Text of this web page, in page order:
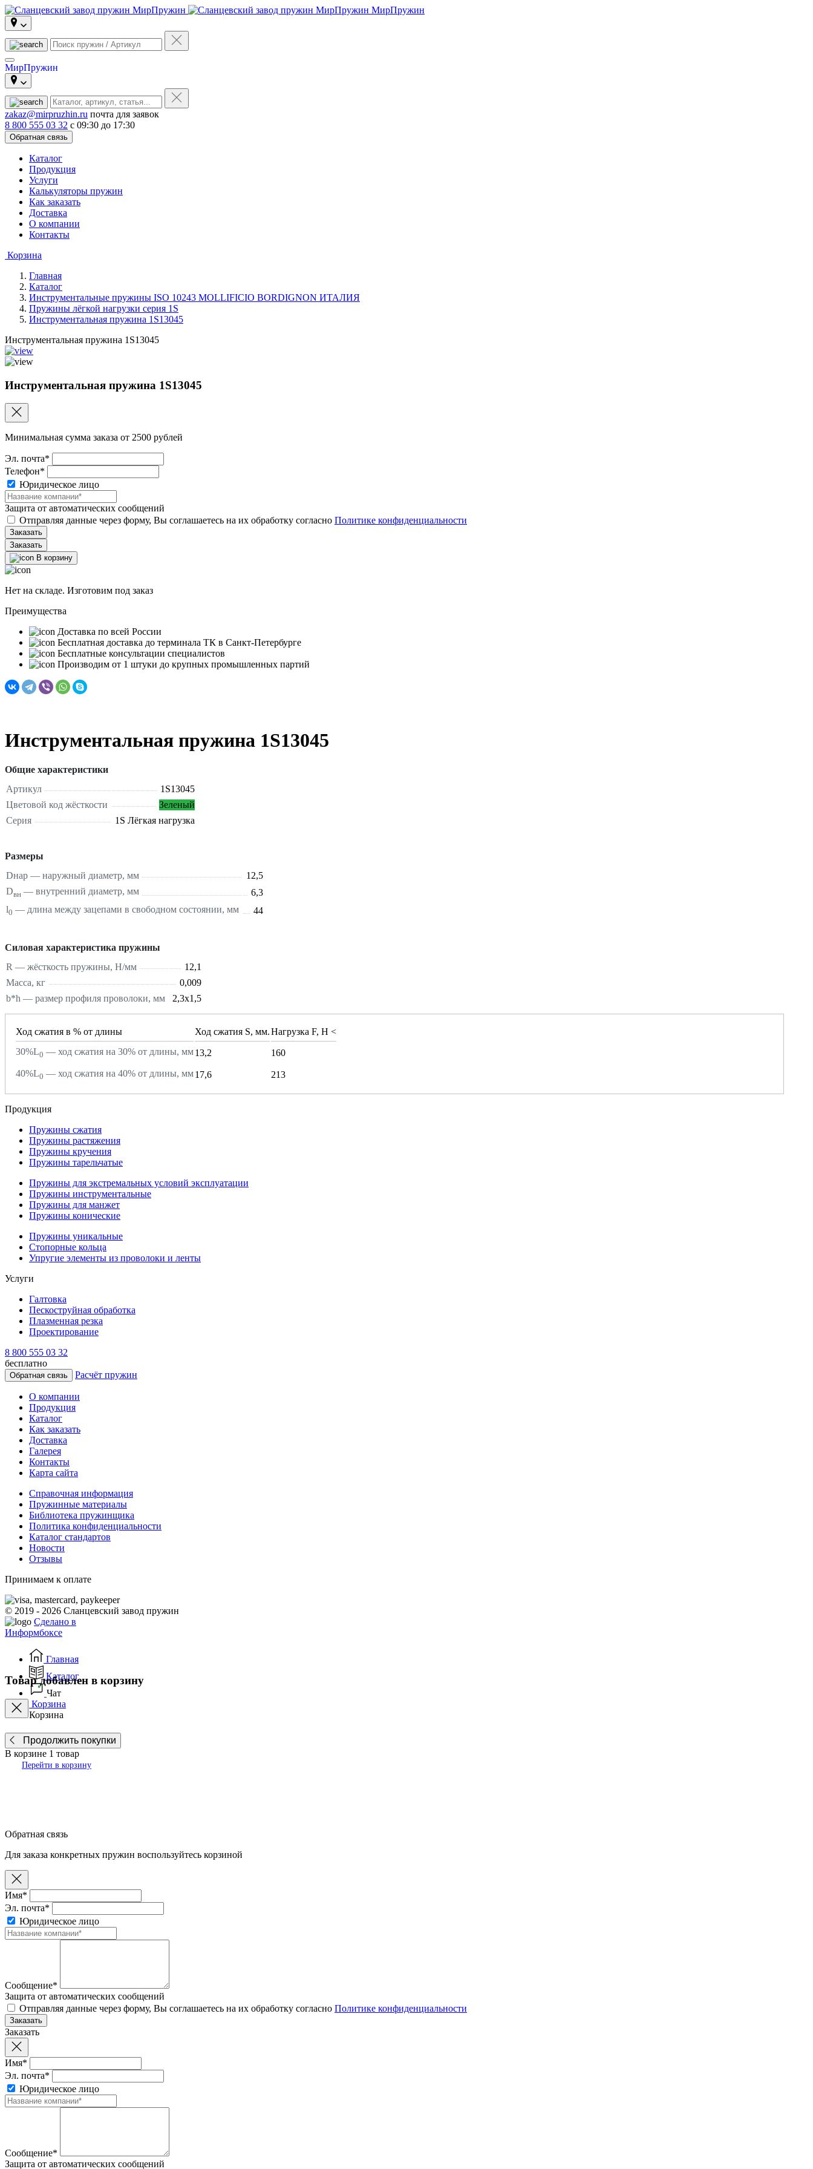
МирПружин
МирПружин
zakaz@mirpruzhin.ru почта для заявок
8 800 555 03 32 с 09:30 до 17:30
Обратная связь
Каталог
Продукция
Услуги
Калькуляторы пружин
Как заказать
Доставка
О компании
Контакты
Корзина
Главная
Каталог
Инструментальные пружины ISO 10243 MOLLIFICIO BORDIGNON ИТАЛИЯ
Пружины лёгкой нагрузки серия 1S
Инструментальная пружина 1S13045
Инструментальная пружина 1S13045
Инструментальная пружина 1S13045
Минимальная сумма заказа от 2500 рублей
Эл. почта*
Телефон*
Юридическое лицо
Защита от автоматических сообщений
Отправляя данные через форму, Вы соглашаетесь на их обработку согласно Политике конфиденциальности
Заказать
В корзину
Нет на складе. Изготовим под заказ
Преимущества
Доставка по всей России
Бесплатная доставка до терминала ТК в Санкт‑Петербурге
Бесплатные консультации специалистов
Производим от 1 штуки до крупных промышленных партий
Инструментальная пружина 1S13045
Общие характеристики
Артикул
1S13045
Цветовой код жёсткости
Зеленый
Серия
1S Лёгкая нагрузка
Размеры
Dнар — наружный диаметр, мм
12,5
Dвн — внутренний диаметр, мм
6,3
l0 — длина между зацепами в свободном состоянии, мм 44
Силовая характеристика пружины
R — жёсткость пружины, Н/мм
12,1
Масса, кг
0,009
b*h — размер профиля проволоки, мм
2,3х1,5
Ход сжатия в % от длины Ход сжатия S, мм.Нагрузка F, H <
30%L0 — ход сжатия на 30% от длины, мм13,2
160
40%L0 — ход сжатия на 40% от длины, мм17,6 213
Продукция
Пружины сжатия
Пружины растяжения
Пружины кручения
Пружины тарельчатые
Пружины для экстремальных условий эксплуатации
Пружины инструментальные
Пружины для манжет
Пружины конические
Пружины уникальные
Стопорные кольца
Упругие элементы из проволоки и ленты
Услуги
Галтовка
Пескоструйная обработка
Плазменная резка
Проектирование
8 800 555 03 32
бесплатно
Обратная связь Расчёт пружин
О компании
Продукция
Каталог
Как заказать
Доставка
Галерея
Контакты
Карта сайта
Справочная информация
Пружинные материалы
Библиотека пружинщика
Политика конфиденциальности
Каталог стандартов
Новости
Отзывы
Принимаем к оплате
© 2019 - 2026 Сланцевский завод пружин
Сделано в
Информбоксе
Главная
Каталог
Чат
Корзина
Корзина
Товар добавлен в корзину
Продолжить покупки
В корзине 1 товар
Перейти в корзину
Обратная связь
Для заказа конкретных пружин воспользуйтесь корзиной
Имя*
Эл. почта*
Юридическое лицо
Сообщение*
Защита от автоматических сообщений
Отправляя данные через форму, Вы соглашаетесь на их обработку согласно Политике конфиденциальности
Заказать
Имя*
Эл. почта*
Юридическое лицо
Сообщение*
Защита от автоматических сообщений